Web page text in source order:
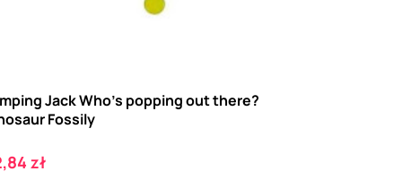
Jack Who's popping out there?
Fossily
zł